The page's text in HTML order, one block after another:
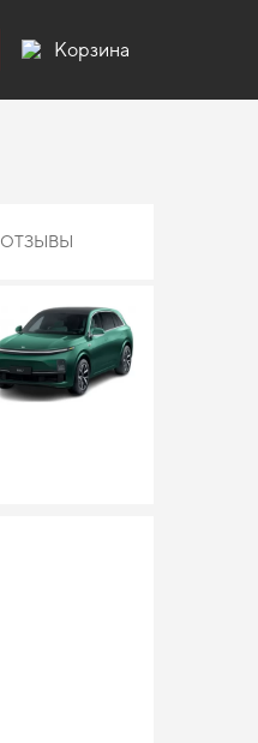
Корзина
ОТЗЫВЫ